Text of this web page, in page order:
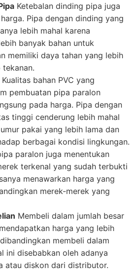
Ketebalan dinding pipa juga
Pipa dengan dinding yang
lebih mahal karena
banyak bahan untuk
memiliki daya tahan yang lebih
Kualitas bahan PVC yang
pembuatan pipa paralon
pada harga. Pipa dengan
tinggi cenderung lebih mahal
pakai yang lebih lama dan
berbagai kondisi lingkungan.
paralon juga menentukan
terkenal yang sudah terbukti
menawarkan harga yang
merek-merek yang
Membeli dalam jumlah besar
harga yang lebih
membeli dalam
ini disebabkan oleh adanya
atau diskon dari distributor.